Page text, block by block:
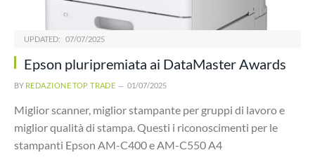
UPDATED: 07/07/2025
Epson pluripremiata ai DataMaster Awards
BY REDAZIONE TOP TRADE 01/07/2025
Miglior scanner, miglior stampante per gruppi di lavoro e
miglior qualità di stampa. Questi i riconoscimenti per le
stampanti Epson AM-C400 e AM-C550 A4